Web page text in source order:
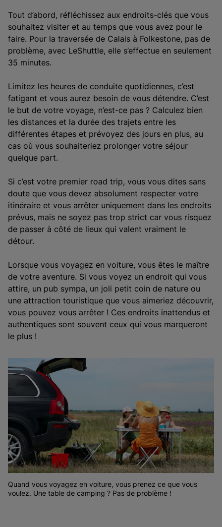
Tout d’abord, réfléchissez aux endroits-clés que vous
souhaitez visiter et au temps que vous avez pour le
faire. Pour la traversée de Calais à Folkestone, pas de
problème, avec LeShuttle, elle s’effectue en seulement
35 minutes.
Limitez les heures de conduite quotidiennes, c’est
fatigant et vous aurez besoin de vous détendre. C’est
le but de votre voyage, n’est-ce pas ? Calculez bien
les distances et la durée des trajets entre les
différentes étapes et prévoyez des jours en plus, au
cas où vous souhaiteriez prolonger votre séjour
quelque part.
Si c’est votre premier road trip, vous vous dites sans
doute que vous devez absolument respecter votre
itinéraire et vous arrêter uniquement dans les endroits
prévus, mais ne soyez pas trop strict car vous risquez
de passer à côté de lieux qui valent vraiment le
détour.
Lorsque vous voyagez en voiture, vous êtes le maître
de votre aventure. Si vous voyez un endroit qui vous
attire, un pub sympa, un joli petit coin de nature ou
une attraction touristique que vous aimeriez découvrir,
vous pouvez vous arrêter ! Ces endroits inattendus et
authentiques sont souvent ceux qui vous marqueront
le plus !
Quand vous voyagez en voiture, vous prenez ce que vous
voulez. Une table de camping ? Pas de problème !